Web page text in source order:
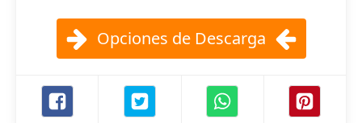
Opciones de Descarga